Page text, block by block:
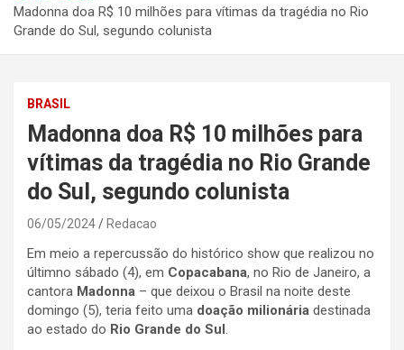
Madonna doa R$ 10 milhões para vítimas da tragédia no Rio
Grande do Sul, segundo colunista
BRASIL
Madonna doa R$ 10 milhões para
vítimas da tragédia no Rio Grande
do Sul, segundo colunista
06/05/2024 Redacao
Em meio a repercussão do histórico show que realizou no
últimno sábado (4), em Copacabana, no Rio de Janeiro, a
cantora Madonna – que deixou o Brasil na noite deste
domingo (5), teria feito uma doação milionária destinada
ao estado do Rio Grande do Sul.